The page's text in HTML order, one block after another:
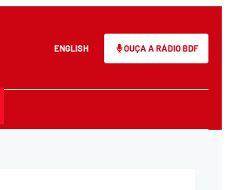
ENGLISH OUÇA A RÁDIO BDF